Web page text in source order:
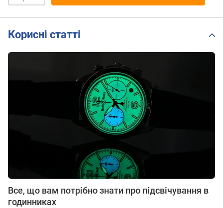
Корисні статті
Все, що вам потрібно знати про підсвічування в
годинниках